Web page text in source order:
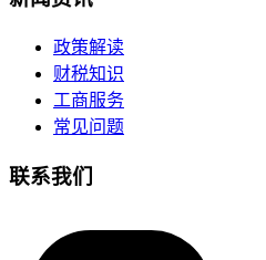
政策解读
财税知识
工商服务
常见问题
联系我们